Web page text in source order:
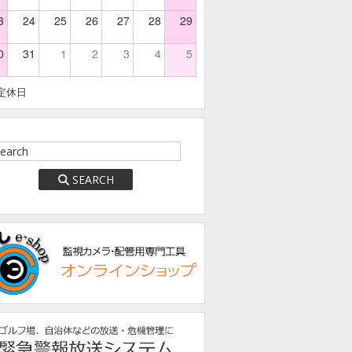
24 25 26 27 28 29
31 1 2 3 4 5
休日
SEARCH